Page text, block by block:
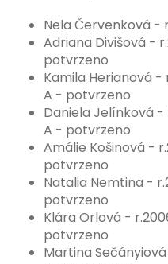
Nela Červenková -
Adriana Divišová -
potvrzeno
Kamila Herianová -
A - potvrzeno
Daniela Jelínková -
A - potvrzeno
Amálie Košinová -
potvrzeno
Natalia Nemtina -
potvrzeno
Klára Orlová -
potvrzeno
Martina